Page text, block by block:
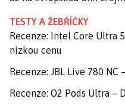
TESTY A ŽEBŘÍČKY
Recenze: Intel Core Ultra
nízkou cenu
Recenze: JBL Live 780
Recenze: O2 Pods Ultra –